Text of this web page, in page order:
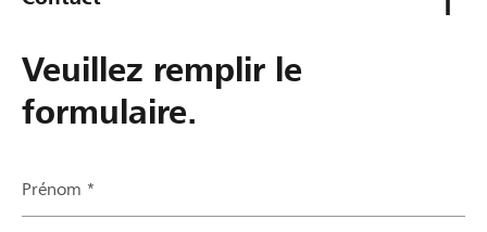
Veuillez remplir le
formulaire.
Prénom *